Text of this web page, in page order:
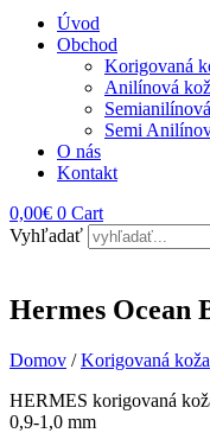
Úvod
Obchod
Korigovaná
Anilínová
Semi
O nás
Kontakt
0,00€ 0 Cart
Vyhľadať
Hermes Ocean
Domov /Korigovaná koža
HERMES korigovaná
0,9-1,0 mm